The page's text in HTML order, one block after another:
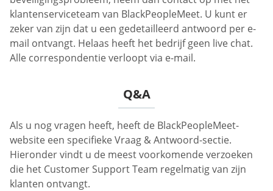
klantenserviceteam van BlackPeopleMeet. U kunt er
zeker van zijn dat u een gedetailleerd antwoord per e-
mail ontvangt. Helaas heeft het bedrijf geen live chat.
Alle correspondentie verloopt via e-mail.
Q&A
Als u nog vragen heeft, heeft de BlackPeopleMeet-
website een specifieke Vraag & Antwoord-sectie.
Hieronder vindt u de meest voorkomende verzoeken
die het Customer Support Team regelmatig van zijn
klanten ontvangt.